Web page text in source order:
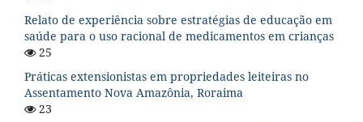
Relato de experiência sobre estratégias de educação em
saúde para o uso racional de medicamentos em crianças
25
Práticas extensionistas em propriedades leiteiras no
Assentamento Nova Amazônia, Roraima
23